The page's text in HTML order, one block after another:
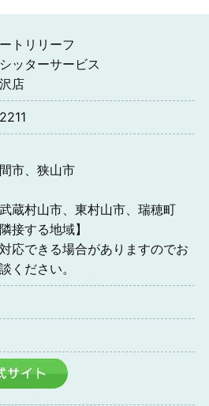
トリリーフ
ッターサービス
店
市、狭山市
蔵村山市、東村山市、瑞穂町
接する地域】
応できる場合がありますのでお
ください。